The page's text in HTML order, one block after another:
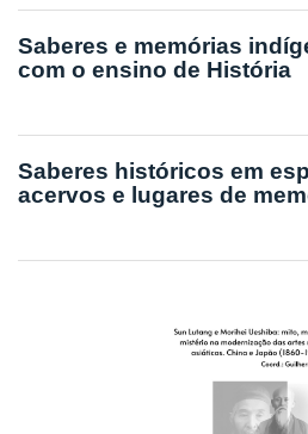
Saberes e memórias
com o ensino de História
Saberes históricos em
acervos e lugares de